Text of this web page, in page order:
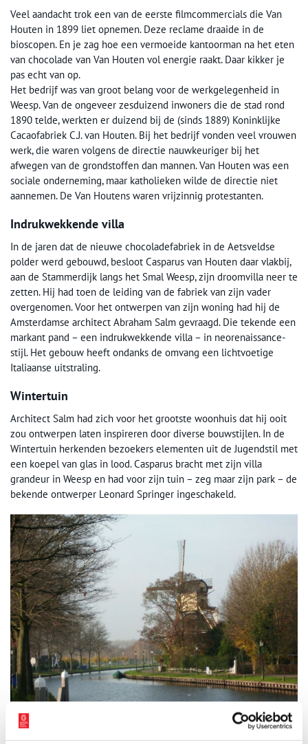
Veel aandacht trok een van de eerste filmcommercials die Van
Houten in 1899 liet opnemen. Deze reclame draaide in de
bioscopen. En je zag hoe een vermoeide kantoorman na het eten
van chocolade van Van Houten vol energie raakt. Daar kikker je
pas echt van op.
Het bedrijf was van groot belang voor de werkgelegenheid in
Weesp. Van de ongeveer zesduizend inwoners die de stad rond
1890 telde, werkten er duizend bij de (sinds 1889) Koninklijke
Cacaofabriek C.J. van Houten. Bij het bedrijf vonden veel vrouwen
werk, die waren volgens de directie nauwkeuriger bij het
afwegen van de grondstoffen dan mannen. Van Houten was een
sociale onderneming, maar katholieken wilde de directie niet
aannemen. De Van Houtens waren vrijzinnig protestanten.
Indrukwekkende villa
In de jaren dat de nieuwe chocoladefabriek in de Aetsveldse
polder werd gebouwd, besloot Casparus van Houten daar vlakbij,
aan de Stammerdijk langs het Smal Weesp, zijn droomvilla neer te
zetten. Hij had toen de leiding van de fabriek van zijn vader
overgenomen. Voor het ontwerpen van zijn woning had hij de
Amsterdamse architect Abraham Salm gevraagd. Die tekende een
markant pand – een indrukwekkende villa – in neorenaissance-
stijl. Het gebouw heeft ondanks de omvang een lichtvoetige
Italiaanse uitstraling.
Wintertuin
Architect Salm had zich voor het grootste woonhuis dat hij ooit
zou ontwerpen laten inspireren door diverse bouwstijlen. In de
Wintertuin herkenden bezoekers elementen uit de Jugendstil met
een koepel van glas in lood. Casparus bracht met zijn villa
grandeur in Weesp en had voor zijn tuin – zeg maar zijn park – de
bekende ontwerper Leonard Springer ingeschakeld.
Molen `t Haantje. Wipstellingmolen ’t Haantje aan de Korte